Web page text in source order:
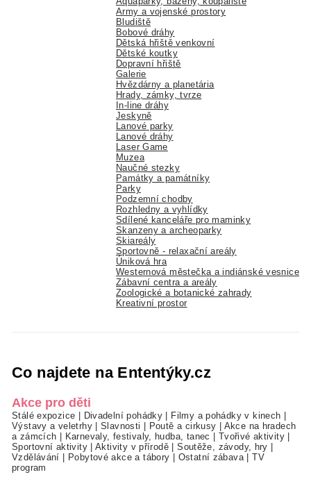
Army a vojenské prostory
Bludiště
Bobové dráhy
Dětská hřiště venkovní
Dětské koutky
Dopravní hřiště
Galerie
Hvězdárny a planetária
Hrady, zámky, tvrze
In-line dráhy
Jeskyně
Lanové parky
Lanové dráhy
Laser Game
Muzea
Naučné stezky
Památky a památníky
Parky
Podzemní chodby
Rozhledny a vyhlídky
Sdílené kanceláře pro maminky
Skanzeny a archeoparky
Skiareály
Sportovně - relaxační areály
Úniková hra
Westernová městečka a indiánské vesnice
Zábavní centra a areály
Zoologické a botanické zahrady
Kreativní prostor
Co najdete na Ententýky.cz
Akce pro děti
Stálé expozice Divadelní pohádky Filmy a pohádky v kinech
Výstavy a veletrhy|Slavnosti Poutě a cirkusy
Akce na hradech
a zámcích
Karnevaly, festivaly, hudba, tanec Tvořivé aktivity
Sportovní aktivity|Aktivity v přírodě |Soutěže, závody, hry
Vzdělávání
Pobytové akce a tábory Ostatní zábava|TV
program